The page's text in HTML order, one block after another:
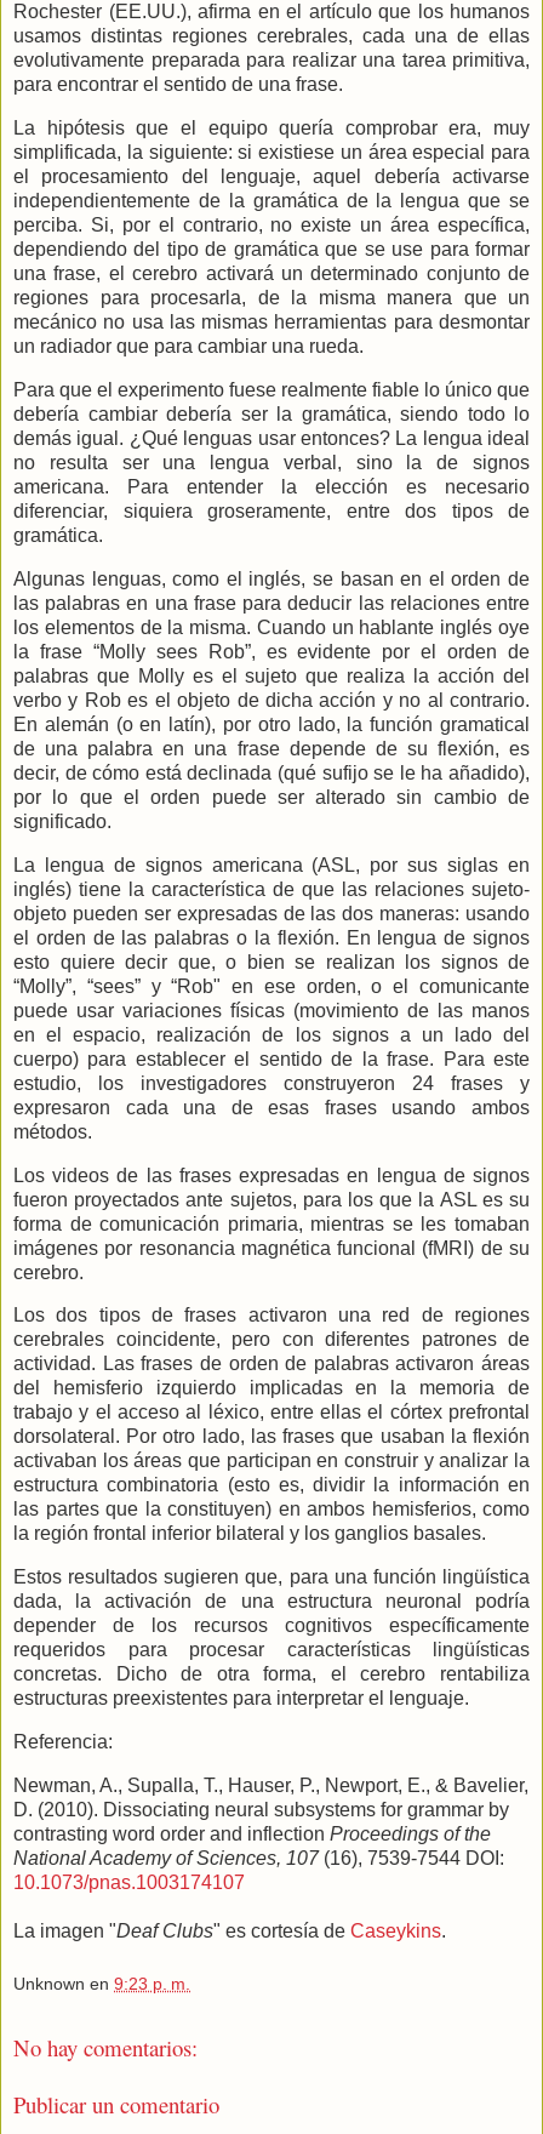
Rochester (EE.UU.), afirma en el artículo que los humanos
usamos distintas regiones cerebrales, cada una de ellas
evolutivamente preparada para realizar una tarea primitiva,
para encontrar el sentido de una frase.
La hipótesis que el equipo quería comprobar era, muy
simplificada, la siguiente: si existiese un área especial para
el procesamiento del lenguaje, aquel debería activarse
independientemente de la gramática de la lengua que se
perciba. Si, por el contrario, no existe un área específica,
dependiendo del tipo de gramática que se use para formar
una frase, el cerebro activará un determinado conjunto de
regiones para procesarla, de la misma manera que un
mecánico no usa las mismas herramientas para desmontar
un radiador que para cambiar una rueda.
Para que el experimento fuese realmente fiable lo único que
debería cambiar debería ser la gramática, siendo todo lo
demás igual. ¿Qué lenguas usar entonces? La lengua ideal
no resulta ser una lengua verbal, sino la de signos
americana. Para entender la elección es necesario
diferenciar, siquiera groseramente, entre dos tipos de
gramática.
Algunas lenguas, como el inglés, se basan en el orden de
las palabras en una frase para deducir las relaciones entre
los elementos de la misma. Cuando un hablante inglés oye
la frase “Molly sees Rob”, es evidente por el orden de
palabras que Molly es el sujeto que realiza la acción del
verbo y Rob es el objeto de dicha acción y no al contrario.
En alemán (o en latín), por otro lado, la función gramatical
de una palabra en una frase depende de su flexión, es
decir, de cómo está declinada (qué sufijo se le ha añadido),
por lo que el orden puede ser alterado sin cambio de
significado.
La lengua de signos americana (ASL, por sus siglas en
inglés) tiene la característica de que las relaciones sujeto-
objeto pueden ser expresadas de las dos maneras: usando
el orden de las palabras o la flexión. En lengua de signos
esto quiere decir que, o bien se realizan los signos de
“Molly”, “sees” y “Rob" en ese orden, o el comunicante
puede usar variaciones físicas (movimiento de las manos
en el espacio, realización de los signos a un lado del
cuerpo) para establecer el sentido de la frase. Para este
estudio, los investigadores construyeron 24 frases y
expresaron cada una de esas frases usando ambos
métodos.
Los videos de las frases expresadas en lengua de signos
fueron proyectados ante sujetos, para los que la ASLes su
forma de comunicación primaria, mientras se les tomaban
imágenes por resonancia magnética funcional (fMRI) de su
cerebro.
Los dos tipos de frases activaron una red de regiones
cerebrales coincidente, pero con diferentes patrones de
actividad. Las frases de orden de palabras activaron áreas
del hemisferio izquierdo implicadas en la memoria de
trabajo y el acceso al léxico, entre ellas el córtex prefrontal
dorsolateral. Por otro lado, las frases que usaban la flexión
activaban los áreas que participan en construir y analizar la
estructura combinatoria (esto es, dividir la información en
las partes que la constituyen) en ambos hemisferios, como
la región frontal inferior bilateral y los ganglios basales.
Estos resultados sugieren que, para una función lingüística
dada, la activación de una estructura neuronal podría
depender de los recursos cognitivos específicamente
requeridos para procesar características lingüísticas
concretas. Dicho de otra forma, el cerebro rentabiliza
estructuras preexistentes para interpretar el lenguaje.
Referencia:
Newman, A., Supalla, T., Hauser, P., Newport, E., & Bavelier,
D. (2010). Dissociating neural subsystems for grammar by
contrasting word order and inflection Proceedings of the
National Academy of Sciences, 107(16), 7539-7544 DOI:
10.1073/pnas.1003174107
La imagen "Deaf Clubs" es cortesía de Caseykins.
Unknown en 9:23 p. m.
No hay comentarios:
Publicar un comentario